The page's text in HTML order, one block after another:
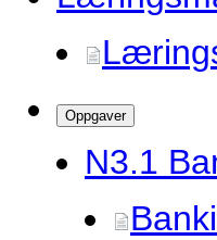
Oppgaver
N3.1